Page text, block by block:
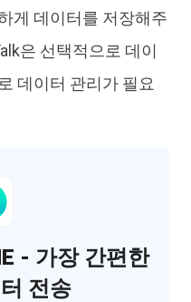
게 데이터를 저장해주
은 선택적으로 데이
데이터 관리가 필요
- 가장 간편한
전송